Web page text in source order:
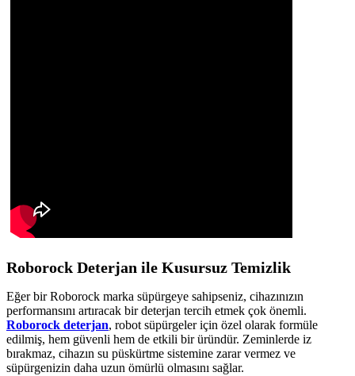
Roborock Deterjan ile Kusursuz Temizlik
Eğer bir Roborock marka süpürgeye sahipseniz, cihazınızın
performansını artıracak bir deterjan tercih etmek çok önemli.
Roborock deterjan, robot süpürgeler için özel olarak formüle
edilmiş, hem güvenli hem de etkili bir üründür. Zeminlerde iz
bırakmaz, cihazın su püskürtme sistemine zarar vermez ve
süpürgenizin daha uzun ömürlü olmasını sağlar.